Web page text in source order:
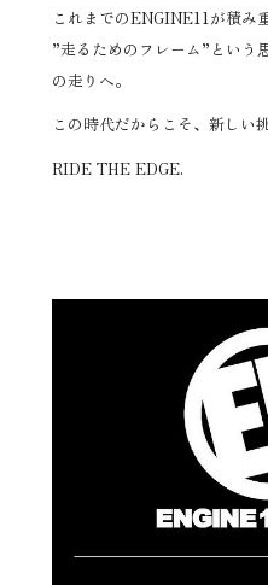
これまでのENGINE11が積み
”走るためのフレーム”という
の走りへ。
この時代だからこそ、新しい
RIDE THE EDGE.